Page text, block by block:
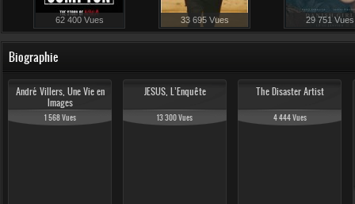
62 400 Vues 33 695 Vues 29 751 Vues
26 307 Vues 22 336 Vues
Biographie
André Villers, Une Vie en
Images
1 568 Vues
JESUS, L’Enquête
13 300 Vues
The Disaster Artist
4 444 Vues